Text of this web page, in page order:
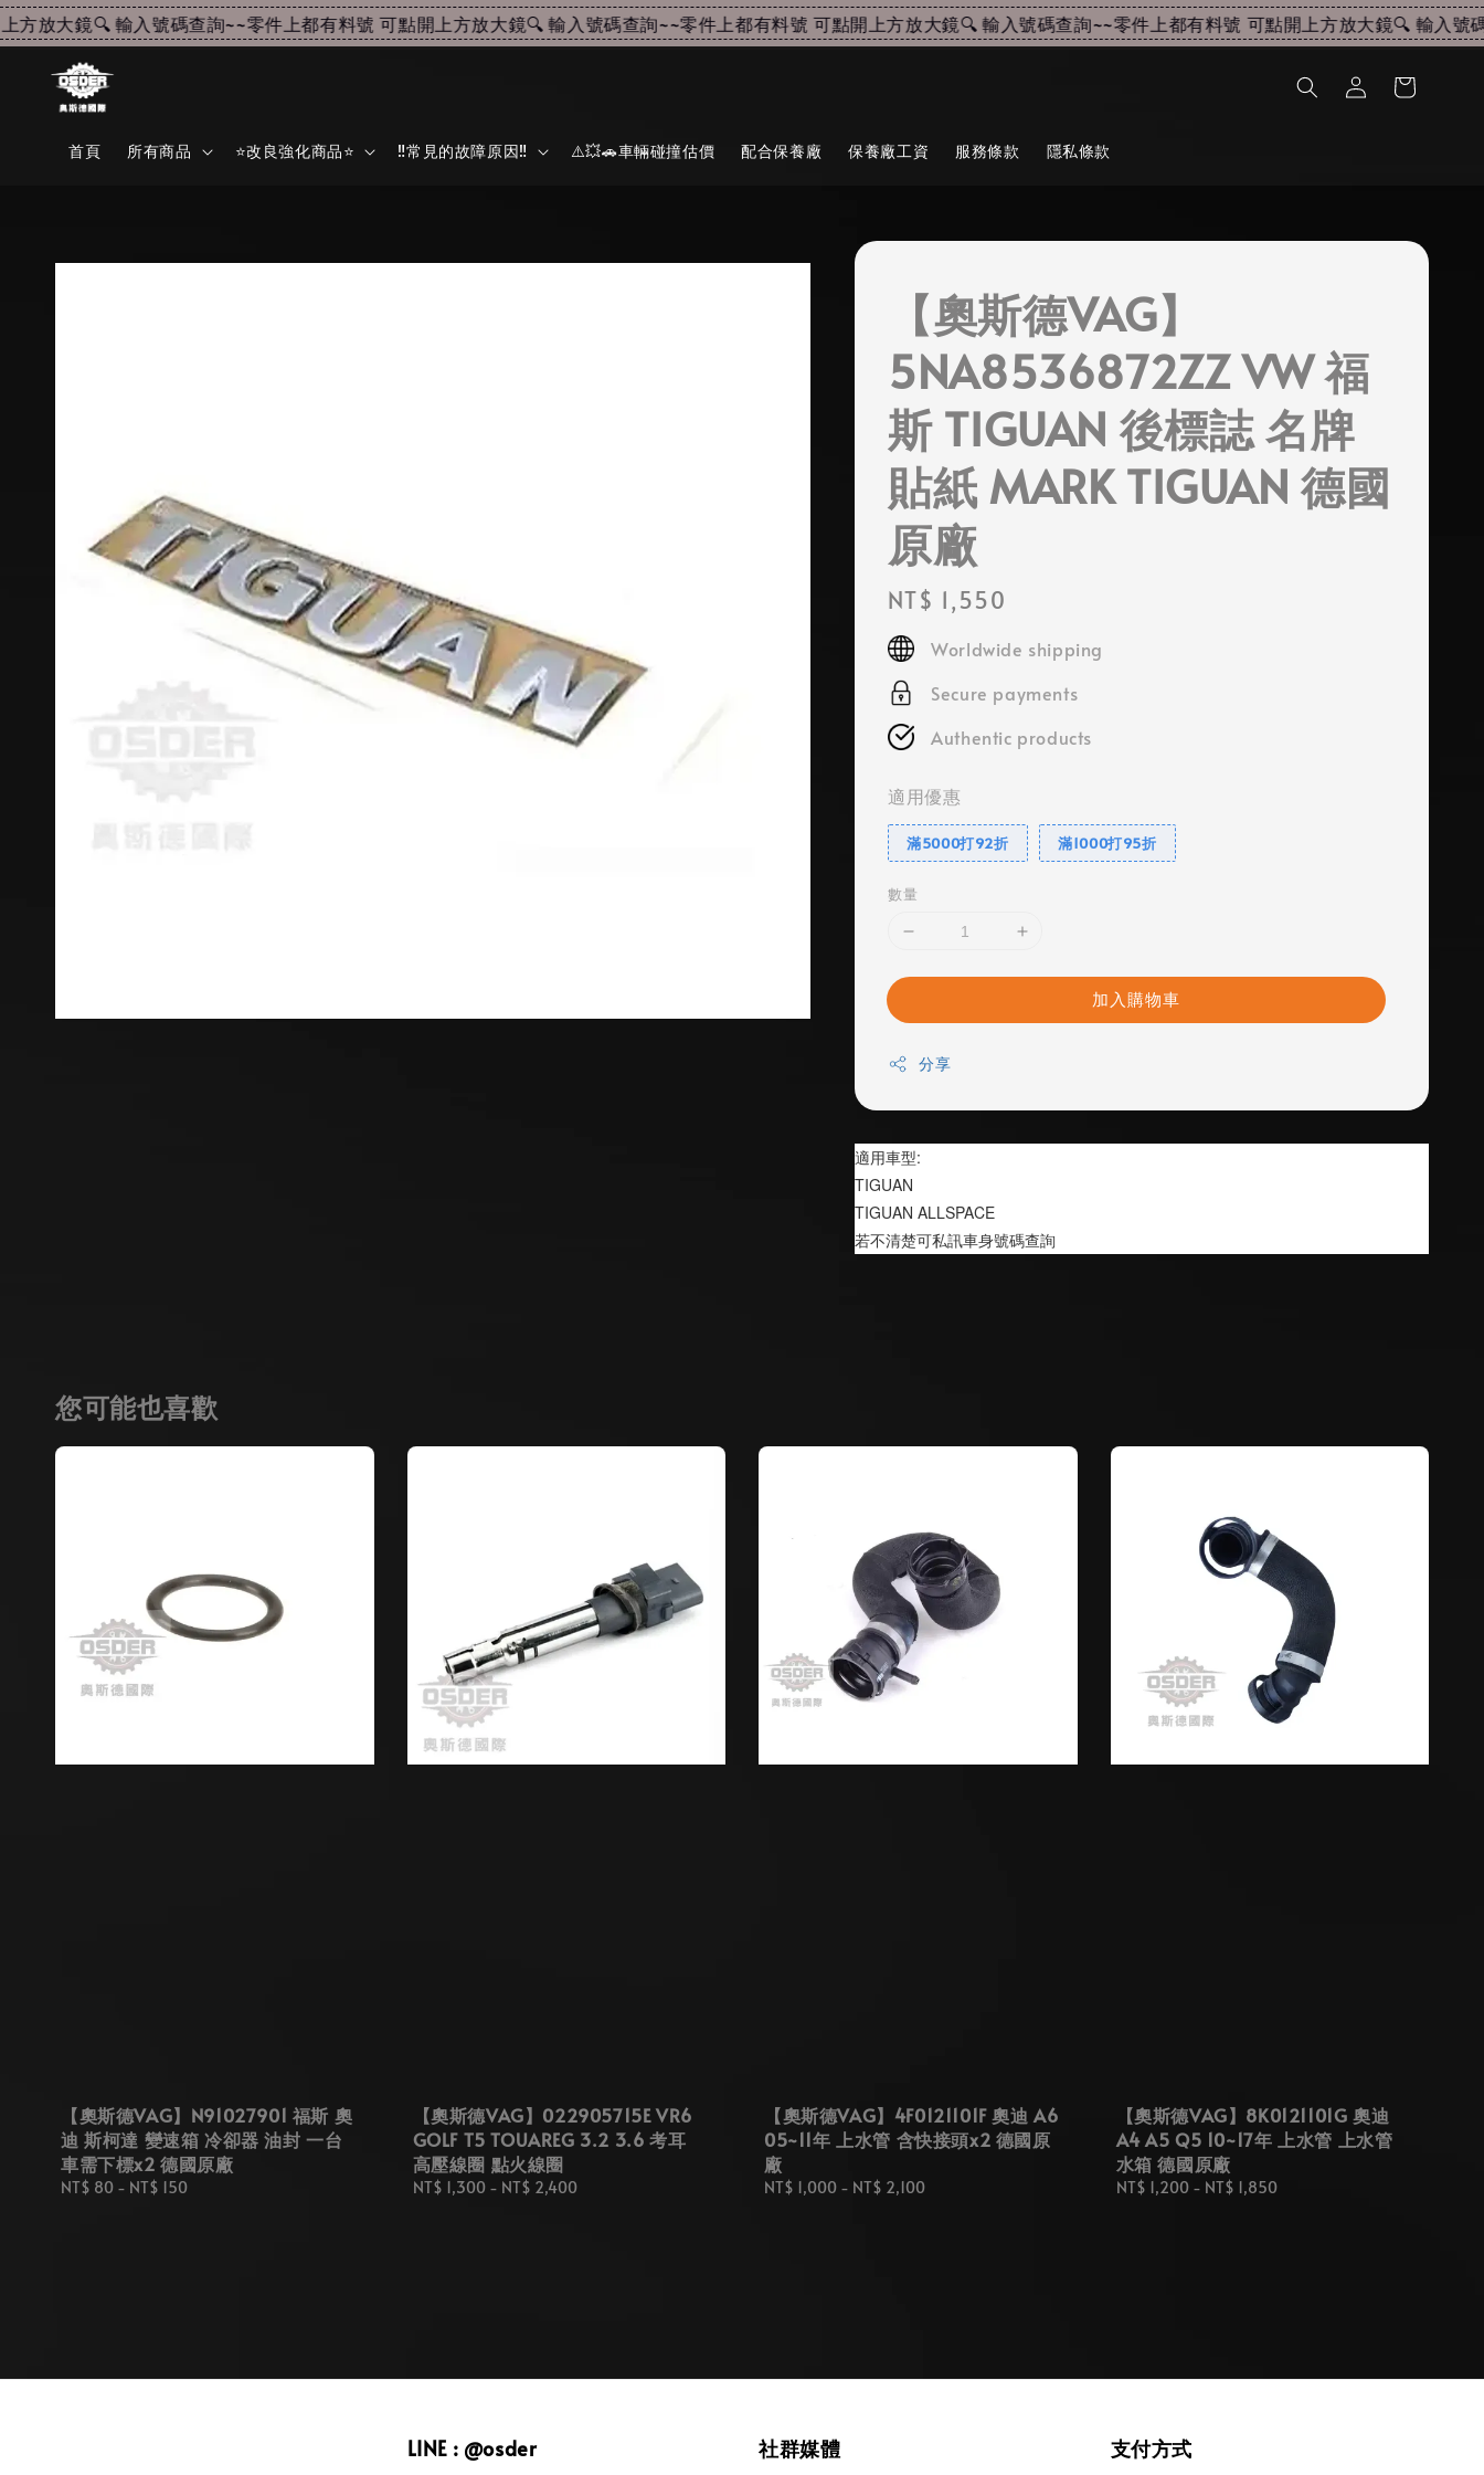
放大鏡🔍 輸入號碼查詢~~零件上都有料號 可點開上方放大鏡🔍 輸入號碼查詢~~零件上都有料號 可點開上方放大鏡🔍 輸入號碼查詢~~零件上都有料號 可點開上方放大鏡🔍 輸入號碼
首頁 所有商品 ⭐改良強化商品⭐ ‼️常見的故障原因‼️ ⚠️💥🚗車輛碰撞估價 配合保養廠 保養廠工資 服務條款 隱私條款
【奧斯德VAG】
5NA8536872ZZ VW 福
斯 TIGUAN 後標誌 名牌
貼紙 MARK TIGUAN 德國
原廠
Regular
price
NT$ 1,550
Worldwide shipping
Secure payments
Authentic products
適用優惠
滿5000打92折 滿1000打95折
數量
加入購物車
分享
適用車型:
TIGUAN
TIGUAN ALLSPACE
若不清楚可私訊車身號碼查詢
您可能也喜歡
【奧斯德VAG】N91027901 福斯 奧
迪 斯柯達 變速箱 冷卻器 油封 一台
車需下標x2 德國原廠
Regular
NT$ 80 - NT$ 150
【奧斯德VAG】022905715E VR6
GOLF T5 TOUAREG 3.2 3.6 考耳
高壓線圈 點火線圈
Regular
NT$ 1,300- NT$ 2,400
【奧斯德VAG】4F0121101F 奧迪 A6
05~11年 上水管 含快接頭x2 德國原
廠
Regular
NT$ 1,000 - NT$ 2,100
【奧斯德VAG】8K0121101G 奧迪
A4 A5 Q5 10~17年 上水管 上水管
水箱 德國原廠
Regular
NT$ 1,200- NT$ 1,850
LINE : @osder 社群媒體 支付方式